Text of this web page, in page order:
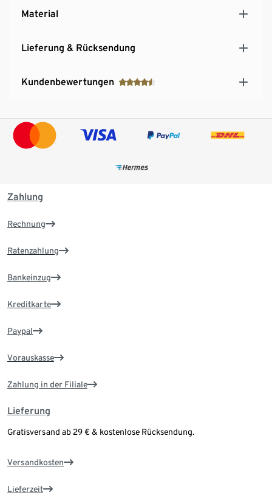
Material
Lieferung & Rücksendung
Kundenbewertungen
Zahlung
Rechnung
Ratenzahlung
Bankeinzug
Kreditkarte
Paypal
Vorauskasse
Zahlung in der Filiale
Lieferung
Gratisversand ab 29 € & kostenlose Rücksendung.
Versandkosten
Lieferzeit